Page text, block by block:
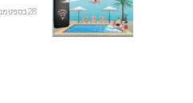
28 בספטמבר 2023